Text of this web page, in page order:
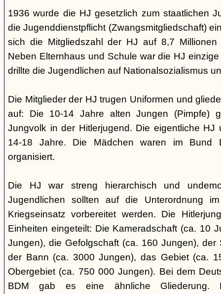
1936 wurde die HJ gesetzlich zum staatlichen
die Jugenddienstpflicht (Zwangsmitgliedschaft)
sich die Mitgliedszahl der HJ auf 8,7 Millionen
Neben Elternhaus und Schule war die HJ
drillte die Jugendlichen auf Nationalsozialismus
Die Mitglieder der HJ trugen Uniformen und
auf: Die 10-14 Jahre alten Jungen (Pimpfe)
Jungvolk in der Hitlerjugend. Die eigentliche HJ
14-18 Jahre. Die Mädchen waren im Bund
organisiert.
Die HJ war streng hierarchisch und
Jugendlichen sollten auf die Unterordnung
Kriegseinsatz vorbereitet werden. Die
Einheiten eingeteilt: Die Kameradschaft (ca. 10
Jungen), die Gefolgschaft (ca. 160 Jungen), der
der Bann (ca. 3000 Jungen), das Gebiet (ca.
Obergebiet (ca. 750 000 Jungen). Bei dem
BDM gab es eine ähnliche Gliederung.